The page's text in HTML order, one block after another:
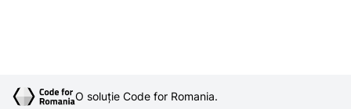
O soluție Code for Romania.